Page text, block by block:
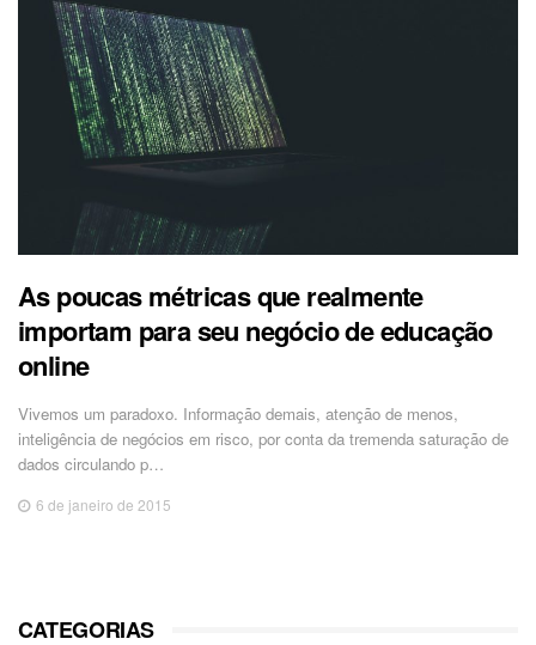
As poucas métricas que realmente
importam para seu negócio de educação
online
Vivemos um paradoxo. Informação demais, atenção de menos,
inteligência de negócios em risco, por conta da tremenda saturação de
dados circulando p…
6 de janeiro de 2015
CATEGORIAS